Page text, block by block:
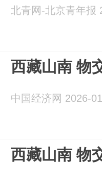
北青网-北京青年报
西藏山南 物
中国经济网 2026-
西藏山南 物